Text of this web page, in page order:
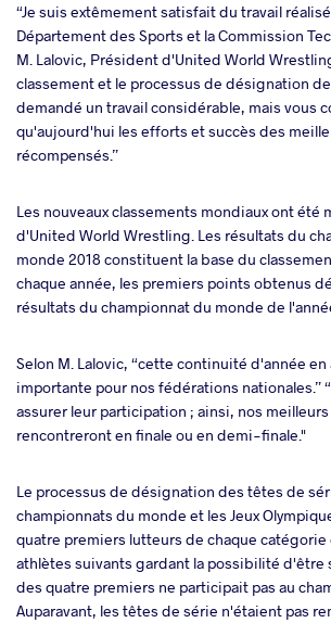
“Je suis extêmement satisfait du travail
Département des Sports et la Commission
M. Lalovic, Président d'United World
classement et le processus de désignation
demandé un travail considérable, mais vous
qu'aujourd'hui les efforts et succès des
récompensés.”
Les nouveaux classements mondiaux ont été
d'United World Wrestling. Les résultats du
monde 2018 constituent la base du
chaque année, les premiers points obtenus
résultats du championnat du monde de
Selon M. Lalovic, “cette continuité d'année
importante pour nos fédérations nationales.”
assurer leur participation ; ainsi, nos
rencontreront en finale ou en demi-finale."
Le processus de désignation des têtes de
championnats du monde et les Jeux
quatre premiers lutteurs de chaque catégorie
athlètes suivants gardant la possibilité d'être
des quatre premiers ne participait pas au
Auparavant, les têtes de série n'étaient pas